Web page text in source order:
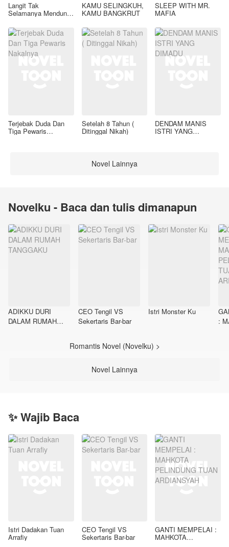
Langit Tak
Selamanya Mendung,
KAMU SELINGKUH,
KAMU BANGKRUT
SLEEP WITH MR.
MAFIA
Terjebak Duda Dan
Tiga Pewaris
Setelah 8 Tahun (
Ditinggal Nikah)
DENDAM MANIS
ISTRI YANG
Novel Lainnya
Novelku - Baca dan tulis dimanapun
ADIKKU DURI
DALAM RUMAH
CEO Tengil VS
Sekertaris Bar-bar
Istri Monster Ku
:
Romantis Novel (Novelku) >
Novel Lainnya
✨ Wajib Baca
Istri Dadakan Tuan
Arrafiy
CEO Tengil VS
Sekertaris Bar-bar
GANTI MEMPELAI :
MAHKOTA